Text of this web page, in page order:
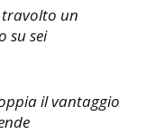
un
su sei
il vantaggio